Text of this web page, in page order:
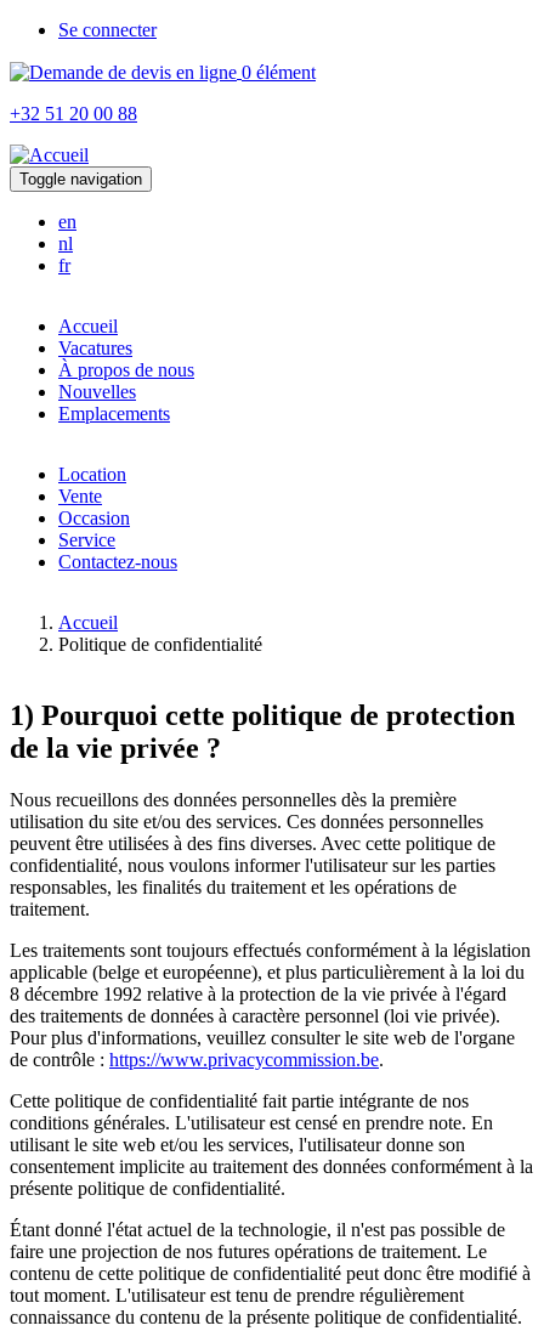
Aller
contenu
Se connecter
0 élément
+32 51 20 00 88
Toggle navigation
en
nl
fr
Accueil
Vacatures
À propos de nous
Nouvelles
Emplacements
Location
Vente
Occasion
Service
Contactez-nous
Accueil
Politique de confidentialité
1) Pourquoi cette politique de protection
de la vie privée ?
Nous recueillons des données personnelles dès la première
utilisation du site et/ou des services. Ces données personnelles
peuvent être utilisées à des fins diverses. Avec cette politique de
confidentialité, nous voulons informer l'utilisateur sur les parties
responsables, les finalités du traitement et les opérations de
traitement.
Les traitements sont toujours effectués conformément à la législation
applicable (belge et européenne), et plus particulièrement à la loi du
8 décembre 1992 relative à la protection de la vie privée à l'égard
des traitements de données à caractère personnel (loi vie privée).
Pour plus d'informations, veuillez consulter le site web de l'organe
de contrôle : https://www.privacycommission.be.
Cette politique de confidentialité fait partie intégrante de nos
conditions générales. L'utilisateur est censé en prendre note. En
utilisant le site web et/ou les services, l'utilisateur donne son
consentement implicite au traitement des données conformément à la
présente politique de confidentialité.
Étant donné l'état actuel de la technologie, il n'est pas possible de
faire une projection de nos futures opérations de traitement. Le
contenu de cette politique de confidentialité peut donc être modifié à
tout moment. L'utilisateur est tenu de prendre régulièrement
connaissance du contenu de la présente politique de confidentialité.